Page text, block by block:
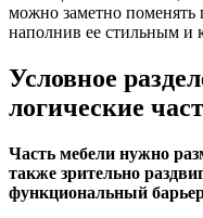
можно заметно
наполнив ее стильным и
Условное
логические
Часть мебели нужно
также зрительно
функциональный